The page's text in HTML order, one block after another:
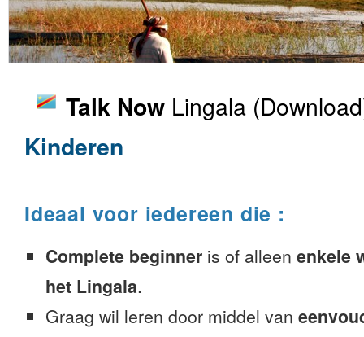
Talk Now Lingala
Kinderen
Ideaal voor iedereen die :
Complete beginner is of alleen enkele
het Lingala.
Graag wil leren door middel van